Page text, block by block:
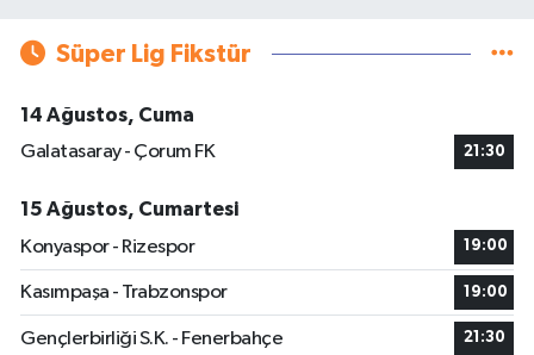
Süper Lig Fikstür
14 Ağustos, Cuma
Galatasaray - Çorum FK
21:30
15 Ağustos, Cumartesi
Konyaspor - Rizespor
19:00
Kasımpaşa - Trabzonspor 19:00
Gençlerbirliği S.K. - Fenerbahçe 21:30